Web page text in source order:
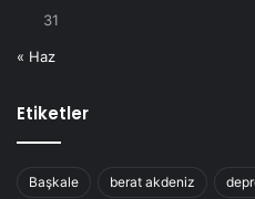
31
« Haz
Etiketler
Başkale berat akdeniz